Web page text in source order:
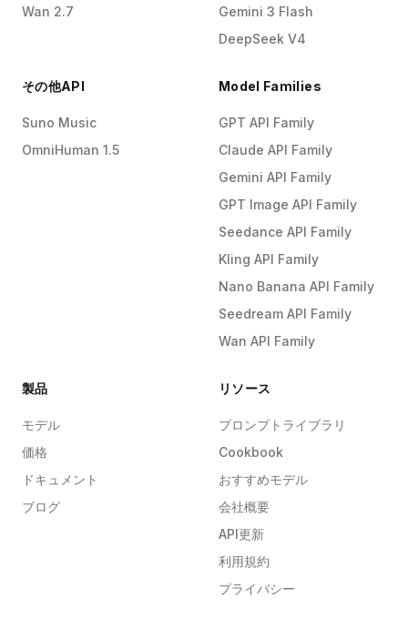
Wan 2.7
Gemini 3 Flash
DeepSeek V4
その他API
Suno Music
OmniHuman 1.5
Model Families
GPT API Family
Claude API Family
Gemini API Family
GPT Image API Family
Seedance API Family
Kling API Family
Nano Banana API Family
Seedream API Family
Wan API Family
製品
モデル
価格
ドキュメント
ブログ
リソース
プロンプトライブラリ
Cookbook
おすすめモデル
会社概要
API更新
利用規約
プライバシー